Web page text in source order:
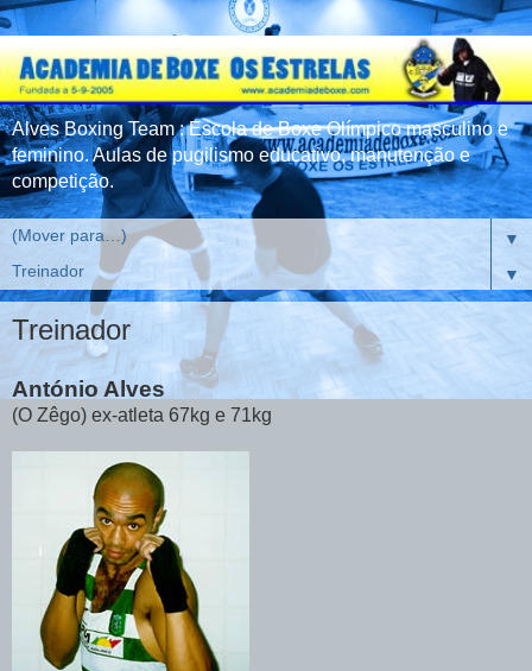
Alves Boxing Team : Escola de Boxe Olímpico masculino e
feminino. Aulas de pugilismo educativo, manutenção e
competição.
▼
▼
Treinador
António Alves
(O Zêgo) ex-atleta 67kg e 71kg